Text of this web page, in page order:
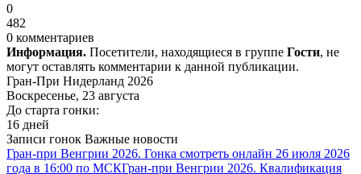
0
482
0 комментариев
Информация. Посетители, находящиеся в группе Гости, не
могут оставлять комментарии к данной публикации.
Гран-При Нидерланд 2026
Воскресенье, 23 августа
До старта гонки:
16 дней
Записи гонок Важные новости
Гран-при Венгрии 2026. Гонка смотреть онлайн 26 июля 2026
года в 16:00 по МСКГран-при Венгрии 2026. Квалификация